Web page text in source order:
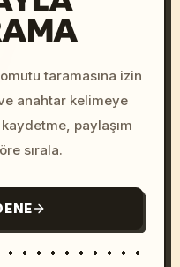
taramasına izin
anahtar kelimeye
paylaşım
sırala.